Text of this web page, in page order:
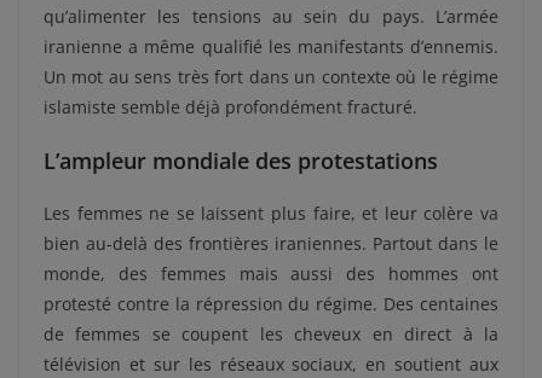
qu’alimenter les tensions au sein du pays. L’armée
iranienne a même qualifié les manifestants d’ennemis.
Un mot au sens très fort dans un contexte où le régime
islamiste semble déjà profondément fracturé.
L’ampleur mondiale des protestations
Les femmes ne se laissent plus faire, et leur colère va
bien au-delà des frontières iraniennes. Partout dans le
monde, des femmes mais aussi des hommes ont
protesté contre la répression du régime. Des centaines
de femmes se coupent les cheveux en direct à la
télévision et sur les réseaux sociaux, en soutient aux